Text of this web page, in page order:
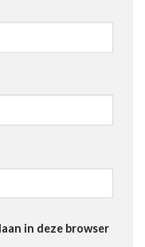
in deze browser